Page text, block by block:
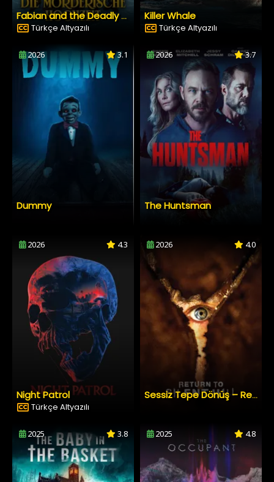
Fabian and the Deadly Wedding
Türkçe Altyazılı
Killer Whale
Türkçe Altyazılı
2026 3.1
Dummy
2026 3.7
The Huntsman
2026 4.3
Night Patrol
Türkçe Altyazılı
2026 4.0
Sessiz Tepe Dönüş – Return to Silent Hill
2025 3.8 2025 4.8